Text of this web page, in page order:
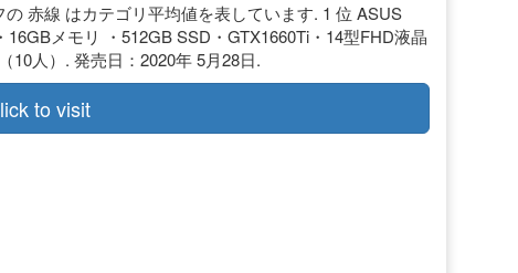
赤線 はカテゴリ平均値を表しています. 1 位 ASUS
メモリ ・512GB SSD・GTX1660Ti・14型FHD液晶
10人）. 発売日：2020年 5月28日.
to visit